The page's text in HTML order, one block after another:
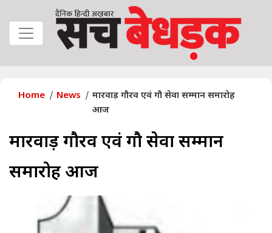
Home News
मारवाड़ गौरव एवं गौ सेवा सम्मान समारोह
आज
मारवाड़ गौरव एवं गौ सेवा सम्मान
समारोह आज